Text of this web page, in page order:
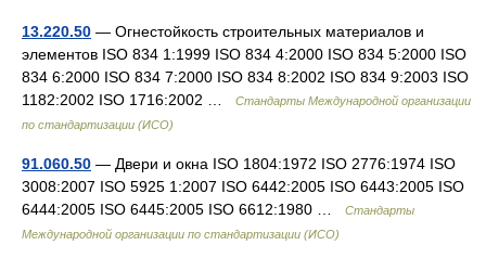
13.220.50 — Огнестойкость строительных материалов и
элементов ISO 834 1:1999 ISO 834 4:2000 ISO 834 5:2000 ISO
834 6:2000 ISO 834 7:2000 ISO 834 8:2002 ISO 834 9:2003 ISO
1182:2002 ISO 1716:2002 …
Стандарты Международной организации
по стандартизации (ИСО)
91.060.50 — Двери и окна ISO 1804:1972 ISO 2776:1974 ISO
3008:2007 ISO 5925 1:2007 ISO 6442:2005 ISO 6443:2005 ISO
6444:2005 ISO 6445:2005 ISO 6612:1980 …
Стандарты
Международной организации по стандартизации (ИСО)